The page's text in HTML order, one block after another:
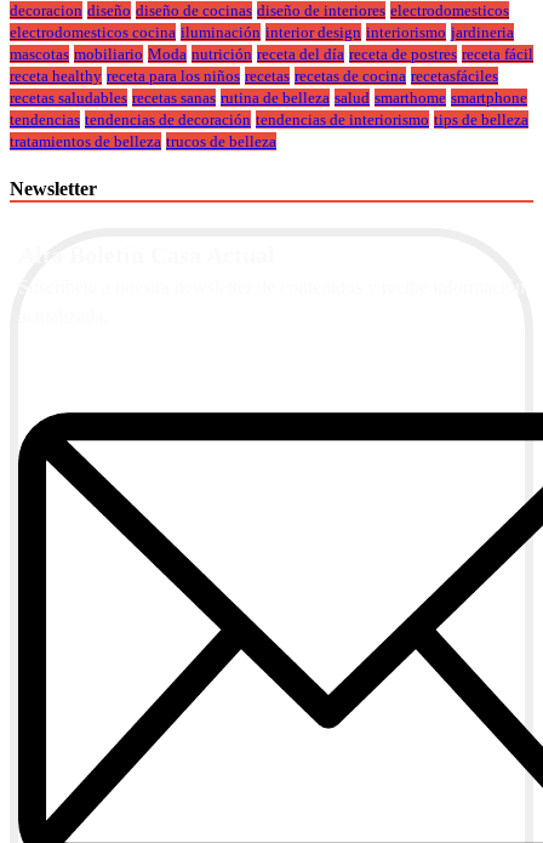
decoracion diseño diseño de cocinas diseño de interiores electrodomesticos
electrodomesticos cocina iluminación interior design interiorismo jardineria
mascotas mobiliario Moda nutrición receta del día receta de postres receta fácil
receta healthy receta para los niños recetas recetas de cocina recetasfáciles
recetas saludables recetas sanas rutina de belleza salud smarthome smartphone
tendencias tendencias de decoración tendencias de interiorismo tips de belleza
tratamientos de belleza trucos de belleza
Newsletter